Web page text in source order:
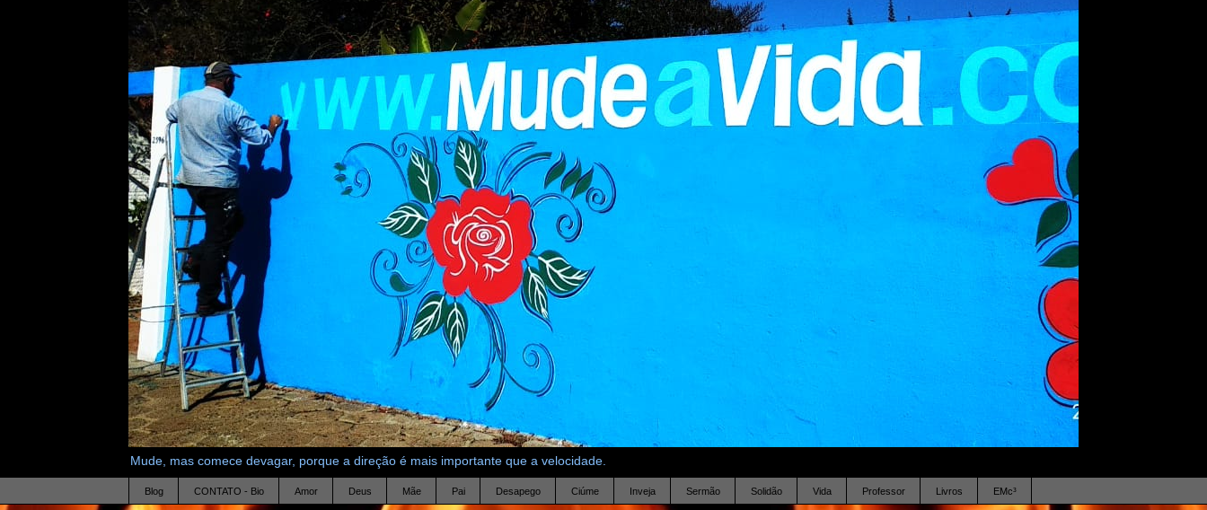
Mude, mas comece devagar, porque a direção é mais importante que a velocidade.
Blog CONTATO - Bio Amor Deus Mãe Pai Desapego Ciúme Inveja Sermão Solidão Vida Professor Livros EMc³